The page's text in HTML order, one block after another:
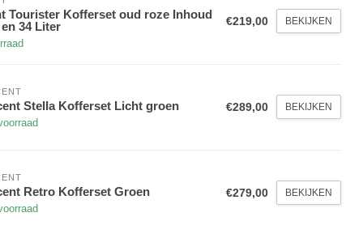
Tourister Kofferset oud roze Inhoud
en 34 Liter
€219,00 BEKIJKEN
Stella Kofferset Licht groen €289,00 BEKIJKEN
Retro Kofferset Groen €279,00 BEKIJKEN